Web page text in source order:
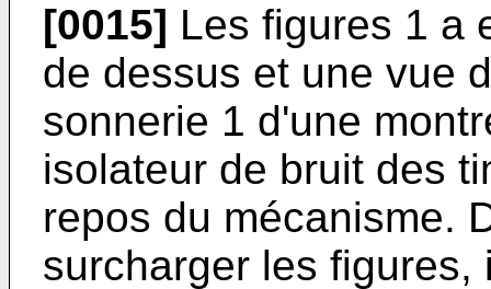
[0015] Les figures 1 a
de dessus et une vue
sonnerie 1 d'une
isolateur de bruit des
repos du mécanisme.
surcharger les